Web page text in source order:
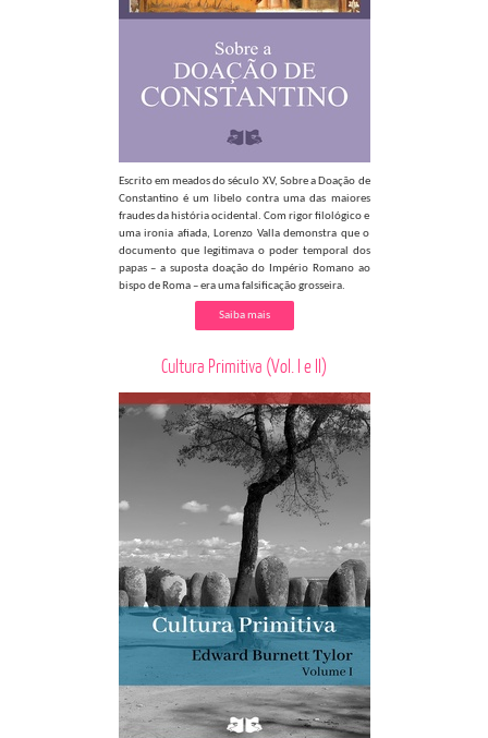
Escrito em meados do século XV, Sobre a Doação de
Constantino é um libelo contra uma das maiores
fraudes da história ocidental. Com rigor filológico e
uma ironia afiada, Lorenzo Valla demonstra que o
documento que legitimava o poder temporal dos
papas – a suposta doação do Império Romano ao
bispo de Roma – era uma falsificação grosseira.
Saiba mais
Cultura Primitiva (Vol. I e II)